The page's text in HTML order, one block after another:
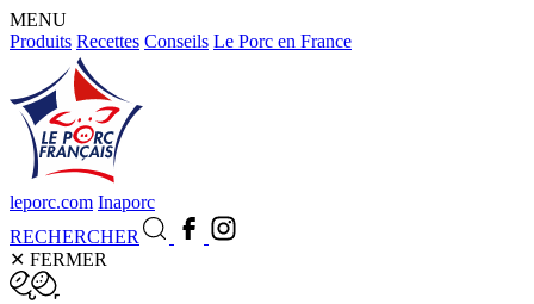
MENU
Produits Recettes Conseils Le Porc en France
leporc.com Inaporc
RECHERCHER
✕ FERMER